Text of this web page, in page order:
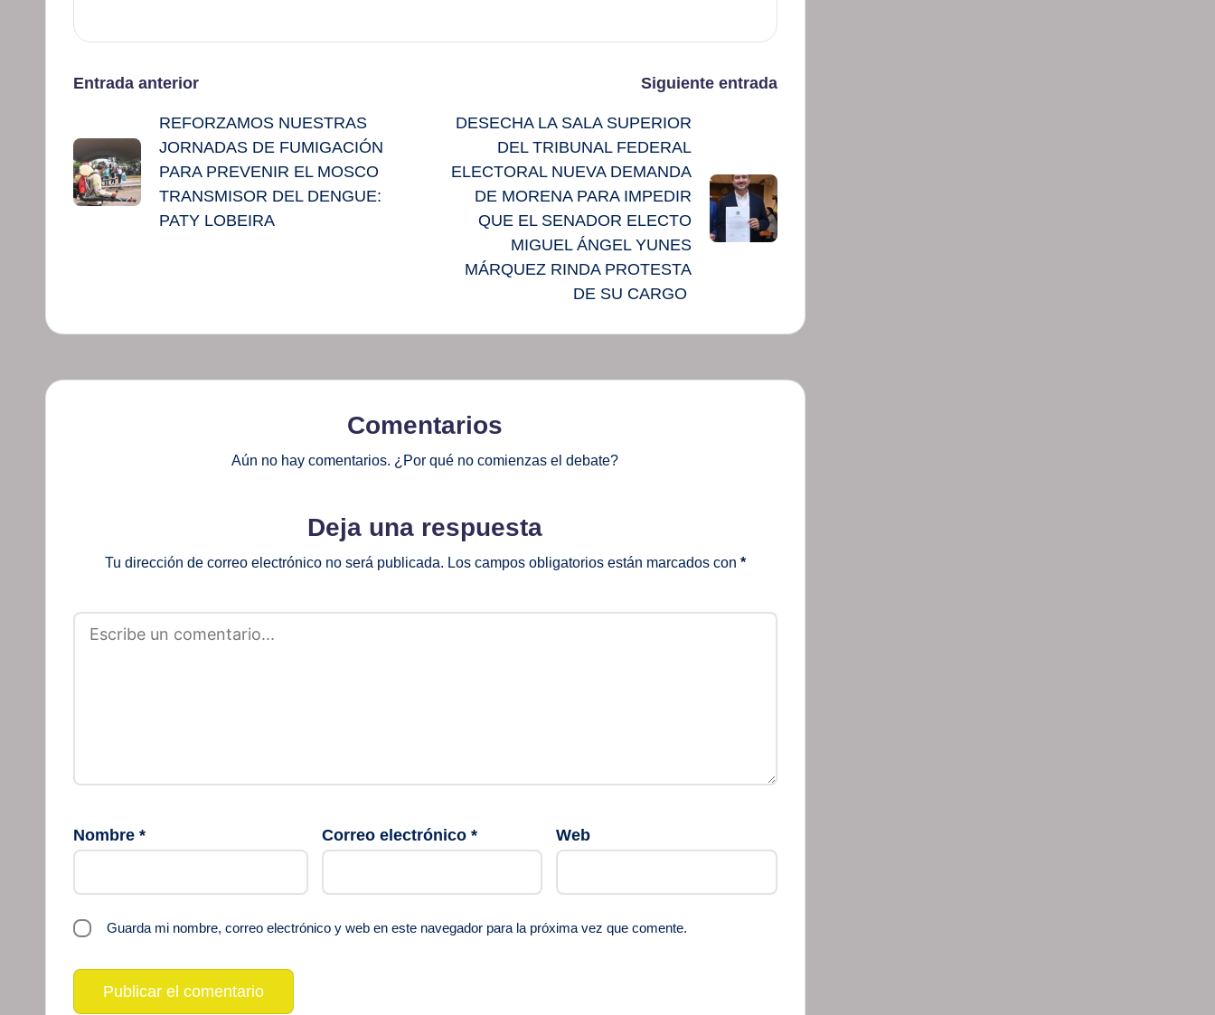
Navegación
de
entradas
Entrada anterior
REFORZAMOS NUESTRAS
JORNADAS DE FUMIGACIÓN
PARA PREVENIR EL MOSCO
TRANSMISOR DEL DENGUE:
PATY LOBEIRA
Siguiente entrada
DESECHA LA SALA SUPERIOR
DEL TRIBUNAL FEDERAL
ELECTORAL NUEVA DEMANDA
DE MORENA PARA IMPEDIR
QUE EL SENADOR ELECTO
MIGUEL ÁNGEL YUNES
MÁRQUEZ RINDA PROTESTA
DE SU CARGO
Comentarios
Aún no hay comentarios. ¿Por qué no comienzas el debate?
Deja una respuesta
Tu dirección de correo electrónico no será publicada. Los campos obligatorios están marcados con *
Nombre * Correo electrónico * Web
Guarda mi nombre, correo electrónico y web en este navegador para la próxima vez que comente.